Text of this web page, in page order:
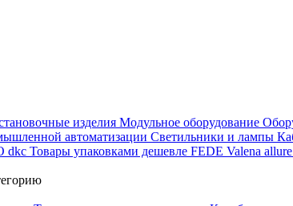
изделия Модульное оборудование
автоматизации Светильники и лампы
dkc Товары упаковками дешевле FEDE Valena allure